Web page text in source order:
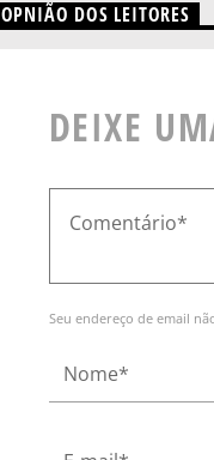
OPNIÃO DOS LEITORES
DEIXE
Seu endereço de email